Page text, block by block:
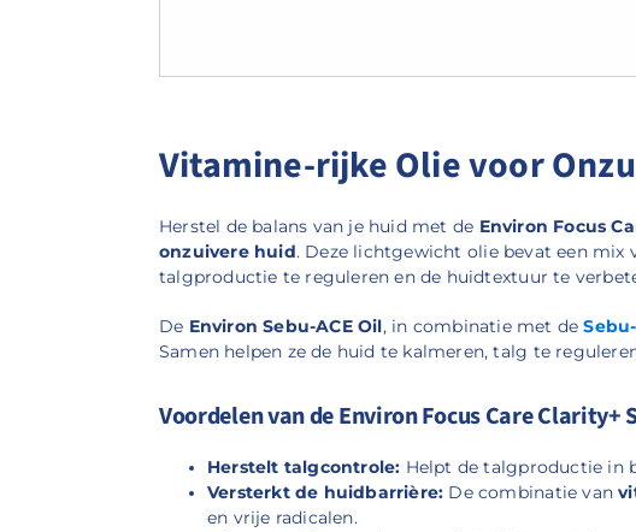
Vitamine-rijke Olie voor
Herstel de balans van je huid met de Environ Focus
onzuivere huid. Deze lichtgewicht olie bevat een mix
talgproductie te reguleren en de huidtextuur te
De Environ Sebu-ACE Oil, in combinatie met de
Samen helpen ze de huid te kalmeren, talg te
Voordelen van de Environ Focus Care Clarity+
Herstelt talgcontrole: Helpt de talgproductie in
Versterkt de huidbarrière: De combinatie van
en vrije radicalen.